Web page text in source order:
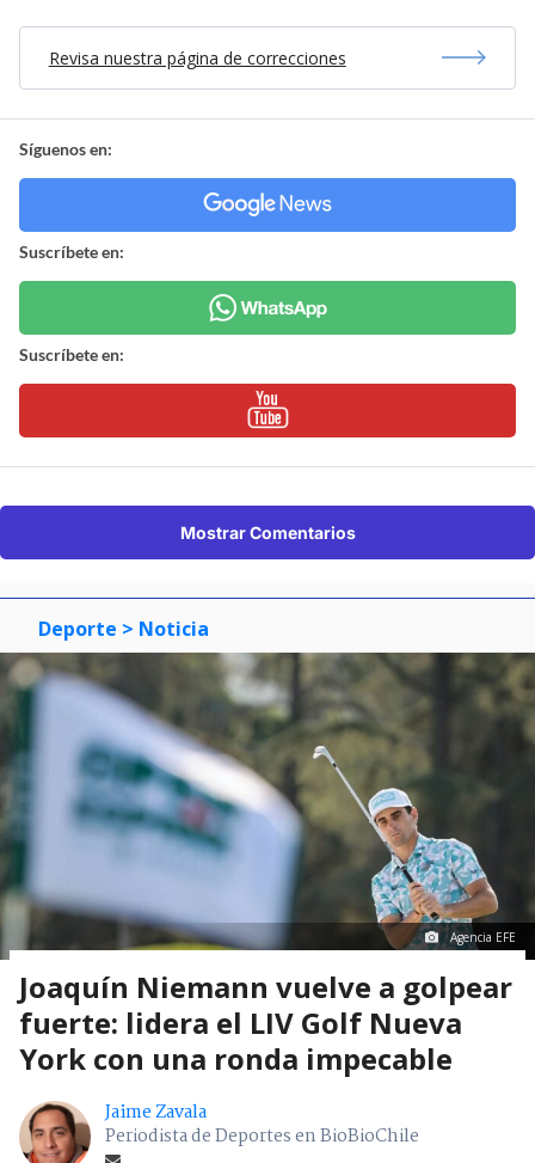
Revisa nuestra página de correcciones
Síguenos en:
Suscríbete en:
Suscríbete en:
Mostrar Comentarios
Deporte > Noticia
Agencia EFE
Joaquín Niemann vuelve a golpear
fuerte: lidera el LIV Golf Nueva
York con una ronda impecable
Jaime Zavala
Periodista de Deportes en BioBioChile